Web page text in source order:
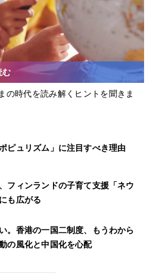
む
の時代を読み解くヒントを聞きま
ピュリズム」に注目すべき理由
フィンランドの子育て支援「ネウ
も広がる
。香港の一国二制度、もうわから
の風化と中国化を心配